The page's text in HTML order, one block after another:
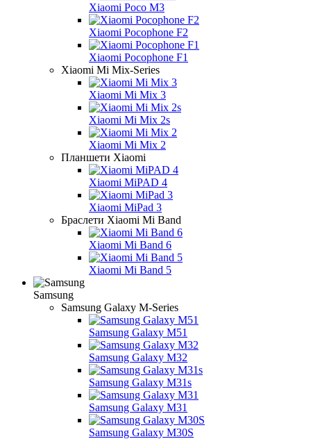
Xiaomi Poco M3
Xiaomi Pocophone F2
Xiaomi Pocophone F1
Xiaomi Mi Mix-Series
Xiaomi Mi Mix 3
Xiaomi Mi Mix 2s
Xiaomi Mi Mix 2
Планшети Xiaomi
Xiaomi MiPAD 4
Xiaomi MiPad 3
Браслети Xiaomi Mi Band
Xiaomi Mi Band 6
Xiaomi Mi Band 5
Samsung
Samsung Galaxy M-Series
Samsung Galaxy M51
Samsung Galaxy M32
Samsung Galaxy M31s
Samsung Galaxy M31
Samsung Galaxy M30S